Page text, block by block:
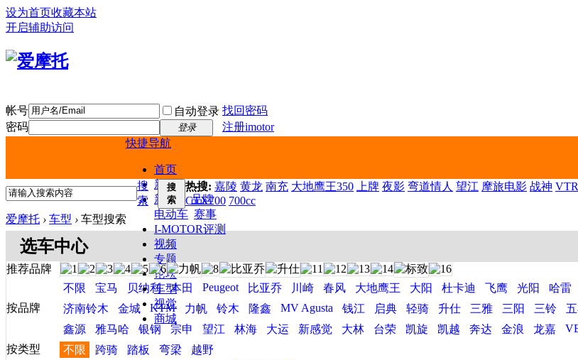
设为首页收藏本站
开启辅助访问
帐号 自动登录 找回密码
密码
登录
注册imotor
快捷导航
首页
新闻
新车
品牌
电动车 赛事
I-MOTOR评测
视频
专题
论坛
车型
视觉
商城
搜
索
搜
索
热搜: 嘉陵 黄龙 南充 大地鹰王350 上牌 夜影 弯道情人 望江 摩旅电影 战神 VTR
CTX700 700cc
爱摩托 › 车型 › 车型搜索
选车中心
推荐品牌
按品牌
不限 宝马 贝纳利 本田 Peugeot 比亚乔 川崎 春风 大地鹰王 大阳 杜卡迪 飞鹰 光阳 哈雷
济南铃木
金城 KTM 力帆 铃木 隆鑫 MV Agusta 钱江 启典 轻骑 升仕 三雅 三阳 三铃
鑫源
雅马哈 银钢 宗申 望江 林海 大运 新感觉 大林 台荣 凯旋 凯越 奔达 金浪 龙嘉
按类型
不限 跨骑 踏板 弯梁
越野